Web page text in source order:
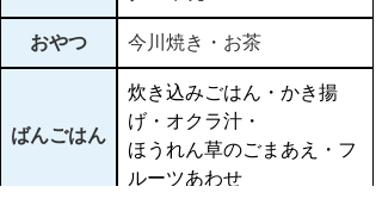
おやつ 今川焼き・お茶
ばんごはん
炊き込みごはん・かき揚
げ・オクラ汁・
ほうれん草のごまあえ・フ
ルーツあわせ